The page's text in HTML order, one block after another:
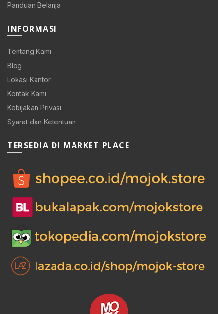
Panduan Belanja
INFORMASI
Tentang Kami
Blog
Lokasi Kantor
Kontak Kami
Kebijakan Privasi
Syarat dan Ketentuan
TERSEDIA DI MARKET PLACE